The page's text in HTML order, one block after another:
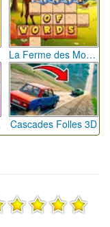
La Ferme des Mots - Cultivez votre Vocabulaire
Cascades Folles 3D